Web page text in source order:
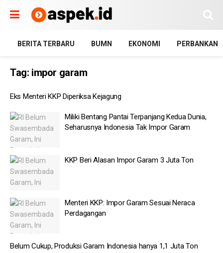
BERITA TERBARU BUMN EKONOMI PERBANKAN
Tag: impor garam
Eks Menteri KKP Diperiksa Kejagung
Miliki Bentang Pantai Terpanjang Kedua Dunia,
Seharusnya Indonesia Tak Impor Garam
KKP Beri Alasan Impor Garam 3 Juta Ton
Menteri KKP: Impor Garam Sesuai Neraca
Perdagangan
Belum Cukup, Produksi Garam Indonesia hanya 1,1 Juta Ton